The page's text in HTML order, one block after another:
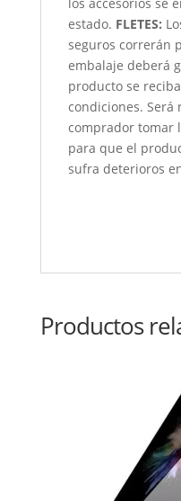
estado. FLETES:
seguros correrán
embalaje deberá
producto se
condiciones.
comprador tomar
para que el
sufra deterioros
Productos